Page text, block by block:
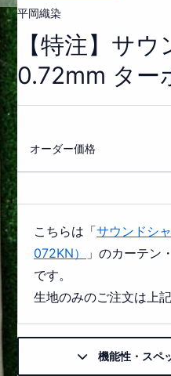
平岡織染
【特注】サ
0.72mm ター
オーダー価格
こちらは「サウンドシ
072KN）
」のカーテン
です。
生地のみのご注文は上
機能性・スペ